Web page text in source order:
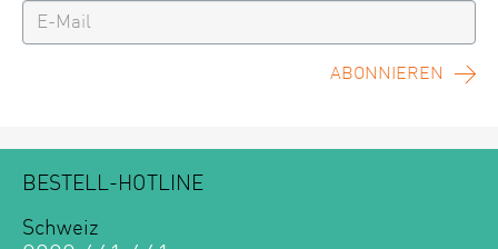
ABONNIEREN
BESTELL-HOTLINE
Schweiz